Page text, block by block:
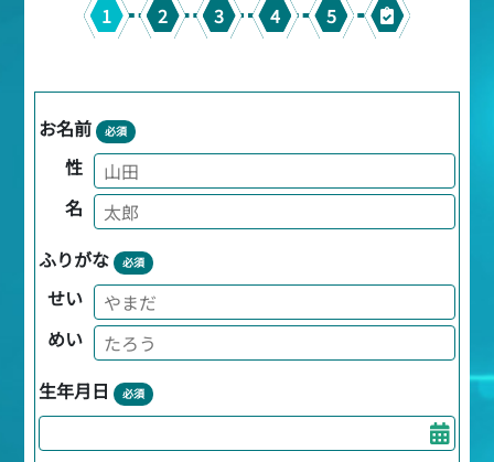
1 2 3 4 5
お名前 必須
性
名
ふりがな 必須
せい
めい
生年月日 必須